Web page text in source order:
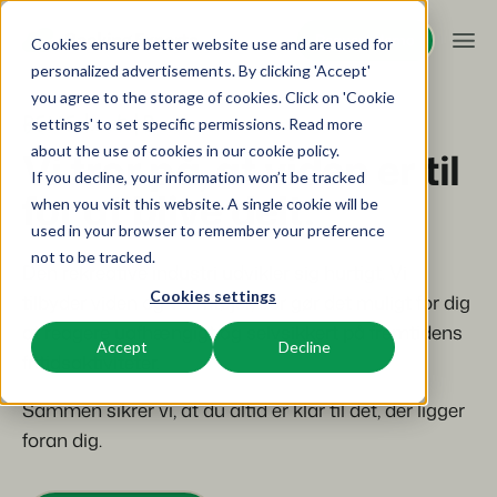
Cookies ensure better website use and are used for
personalized advertisements. By clicking 'Accept'
you agree to the storage of cookies. Click on 'Cookie
settings' to set specific permissions. Read more
about the use of cookies in our cookie policy.
If you decline, your information won’t be tracked
when you visit this website. A single cookie will be
used in your browser to remember your preference
not to be tracked.
Cookies settings
Accept Decline
Request demo
Request demo
Platform
BEX PMS
Reservationssystem
Administrer alle dine backoffice-operationer.
Vis din beholdning på en blanding af kanaler.
Øg antallet af direkte bookinger via din hjemmeside.
Integrer med dine yndlingsapps og -værktøjer.
Løsninger
Booking Experts til:
Villaer, bungalows, hytter og træhuse.
Hotelværelser, lejligheder og gæstehuse.
Resources
Viden
BEX Educate | Pro
Bliv ved med at lære, bliv ved med at lede inden for
fritidsaktiviteter.
Priser
Overview
For Holiday Parks
For Campings
BEX Educate | Pro
Vi tror på, at viden er til
for at blive delt.
Den rekreative industri udvikler sig hurtigt. Vi
tilbyder viden og værktøjer, der gør det muligt for dig
at reagere uafhængigt og selvsikkert på fremtidens
fritidsaktiviteter.
Sammen sikrer vi, at du altid er klar til det, der ligger
foran dig.